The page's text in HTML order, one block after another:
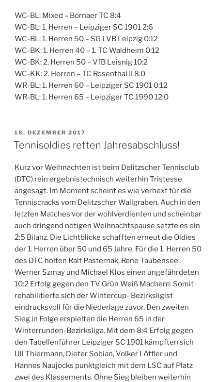
WC-BL: Mixed – Bornaer TC 8:4
WC-BL: 1. Herren – Leipziger SC 1901 2:6
WC-BL: 1. Herren 50 – SG LVB Leipzig 0:12
WC-BK: 1. Herren 40 – 1. TC Waldheim 0:12
WC-BK: 2. Herren 50 – VfB Leisnig 10:2
WC-KK: 2. Herren – TC Rosenthal II 8:0
WR-BL: 1. Herren 60 – Leipziger SC 1901 0:12
WR-BL: 1. Herren 65 – Leipziger TC 1990 12:0
VERÖFFENTLICHT
AM
18. DEZEMBER 2017
Tennisoldies retten Jahresabschluss!
Kurz vor Weihnachten ist beim Delitzscher Tennisclub
(DTC) rein ergebnistechnisch weiterhin Tristesse
angesagt. Im Moment scheint es wie verhext für die
Tenniscracks vom Delitzscher Wallgraben. Auch in den
letzten Matches vor der wohlverdienten und scheinbar
auch dringend nötigen Weihnachtspause setzte es ein
2:5 Bilanz. Die Lichtblicke schafften erneut die Oldies
der 1. Herren über 50 und 65 Jahre. Für die 1. Herren 50
des DTC holten Ralf Pasternak, Rene Taubensee,
Werner Szmay und Michael Klos einen ungefährdeten
10:2 Erfolg gegen den TV Grün Weiß Machern. Somit
rehabilitierte sich der Wintercup- Bezirksligist
eindrucksvoll für die Niederlage zuvor. Den zweiten
Sieg in Folge erspielten die Herren 65 in der
Winterrunden-Bezirksliga. Mit dem 8:4 Erfolg gegen
den Tabellenführer Leipziger SC 1901 kämpften sich
Uli Thiermann, Dieter Sobian, Volker Löffler und
Hannes Naujocks punktgleich mit dem LSC auf Platz
zwei des Klassements. Ohne Sieg bleiben weiterhin